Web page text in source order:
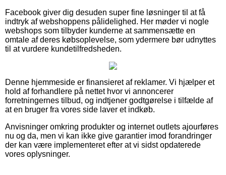
Facebook giver dig desuden super fine løsninger til at få
indtryk af webshoppens pålidelighed. Her møder vi nogle
webshops som tilbyder kunderne at sammensætte en
omtale af deres købsoplevelse, som ydermere bør udnyttes
til at vurdere kundetilfredsheden.
Denne hjemmeside er finansieret af reklamer. Vi hjælper et
hold af forhandlere på nettet hvor vi annoncerer
forretningernes tilbud, og indtjener godtgørelse i tilfælde af
at en bruger fra vores side laver et indkøb.
Anvisninger omkring produkter og internet outlets ajourføres
nu og da, men vi kan ikke give garantier imod forandringer
der kan være implementeret efter at vi sidst opdaterede
vores oplysninger.